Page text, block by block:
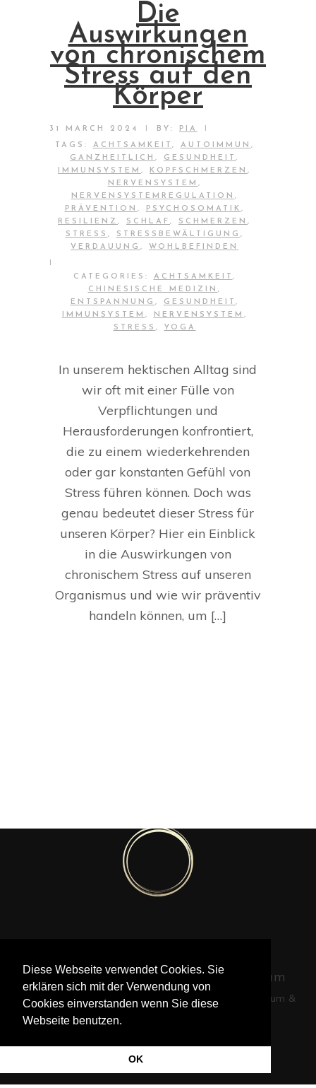
Diese Webseite verwendet Cookies. Sie
erklären sich mit der Verwendung von
Cookies einverstanden wenn Sie diese
Webseite benutzen.
OK
Die
Auswirkungen
von chronischem
Stress auf den
Körper
31 MARCH 2024 BY: PIA
TAGS: ACHTSAMKEIT , AUTOIMMUN ,
GANZHEITLICH , GESUNDHEIT ,
IMMUNSYSTEM , KOPFSCHMERZEN ,
NERVENSYSTEM ,
NERVENSYSTEMREGULATION ,
PRÄVENTION , PSYCHOSOMATIK ,
RESILIENZ , SCHLAF , SCHMERZEN ,
STRESS , STRESSBEWÄLTIGUNG ,
VERDAUUNG , WOHLBEFINDEN
CATEGORIES: ACHTSAMKEIT ,
CHINESISCHE MEDIZIN ,
ENTSPANNUNG , GESUNDHEIT ,
IMMUNSYSTEM , NERVENSYSTEM ,
STRESS , YOGA
In unserem hektischen Alltag sind
wir oft mit einer Fülle von
Verpflichtungen und
Herausforderungen konfrontiert,
die zu einem wiederkehrenden
oder gar konstanten Gefühl von
Stress führen können. Doch was
genau bedeutet dieser Stress für
unseren Körper? Hier ein Einblick
in die Auswirkungen von
chronischem Stress auf unseren
Organismus und wie wir präventiv
handeln können, um […]
Foto © Krisztina Turna | Foto © William
Loveder |Website von Jered Morin|
Impressum &